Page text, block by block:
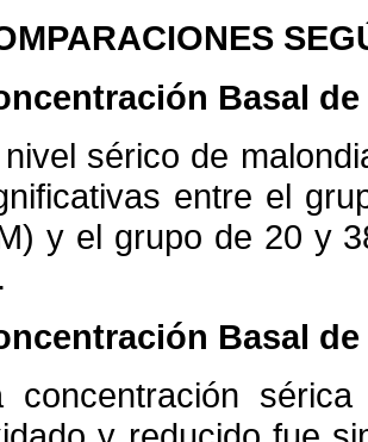
Basal
nivel sérico de
entre el
y el grupo de 20 y
Basal
concentración